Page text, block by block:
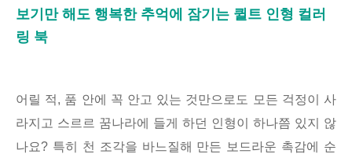
보기만 해도 행복한 추억에 잠기는 퀼트 인형 컬러
링 북
어릴 적, 품 안에 꼭 안고 있는 것만으로도 모든 걱정이 사
라지고 스르르 꿈나라에 들게 하던 인형이 하나쯤 있지 않
나요? 특히 천 조각을 바느질해 만든 보드라운 촉감에 순